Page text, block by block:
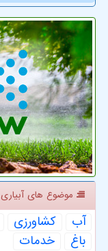
موضوع های آبیاری
آب كشاورزی
باغ
خدمات